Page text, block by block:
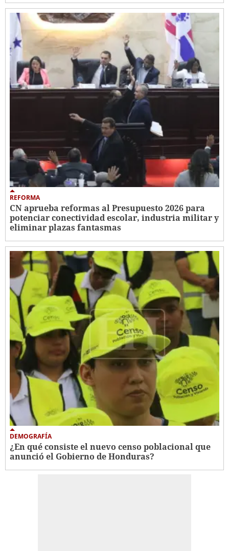
REFORMA
CN aprueba reformas al Presupuesto 2026 para
potenciar conectividad escolar, industria militar y
eliminar plazas fantasmas
DEMOGRAFÍA
¿En qué consiste el nuevo censo poblacional que
anunció el Gobierno de Honduras?